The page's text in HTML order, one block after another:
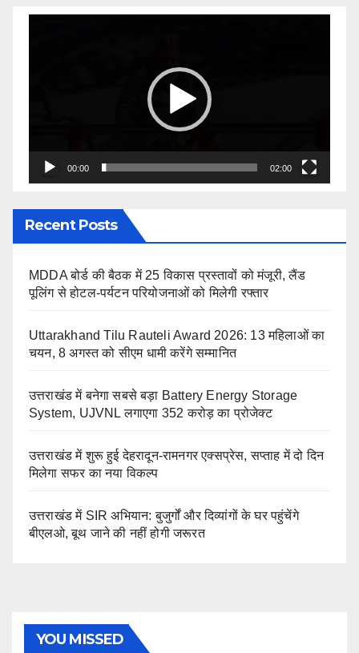
00:00 02:00
Recent Posts
MDDA बोर्ड की बैठक में 25 विकास प्रस्तावों को मंजूरी, लैंड
पूलिंग से होटल-पर्यटन परियोजनाओं को मिलेगी रफ्तार
Uttarakhand Tilu Rauteli Award 2026: 13 महिलाओं का
चयन, 8 अगस्त को सीएम धामी करेंगे सम्मानित
उत्तराखंड में बनेगा सबसे बड़ा Battery Energy Storage
System, UJVNL लगाएगा 352 करोड़ का प्रोजेक्ट
उत्तराखंड में शुरू हुई देहरादून-रामनगर एक्सप्रेस, सप्ताह में दो दिन
मिलेगा सफर का नया विकल्प
उत्तराखंड में SIR अभियान: बुजुर्गों और दिव्यांगों के घर पहुंचेंगे
बीएलओ, बूथ जाने की नहीं होगी जरूरत
YOU MISSED